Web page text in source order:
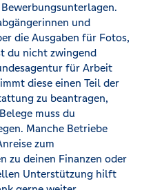
und
die Ausgaben für Fotos,
du nicht zwingend
für Arbeit
diese einen Teil der
zu beantragen,
muss du
Manche Betriebe
zum
zu deinen Finanzen oder
Unterstützung hilft